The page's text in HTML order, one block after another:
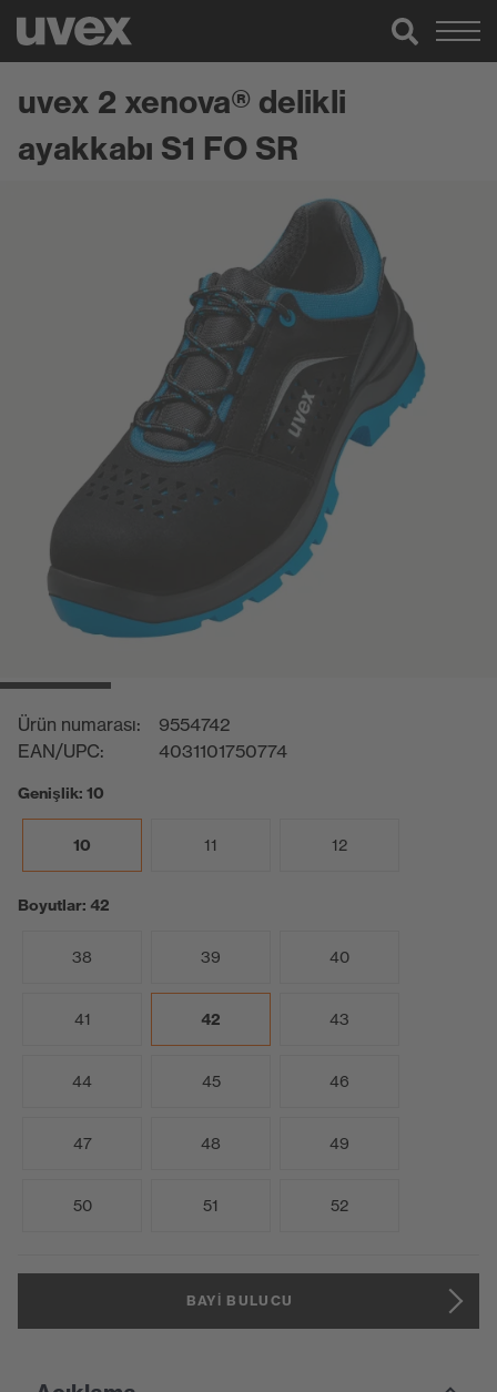
uvex 2 xenova® delikli
ayakkabı S1 FO SR
Ürün numarası:
9554742
EAN/UPC:
4031101750774
Genişlik: 10
10 11 12
Boyutlar: 42
38 39 40
41 42 43
44 45 46
47 48 49
50 51 52
BAYI BULUCU